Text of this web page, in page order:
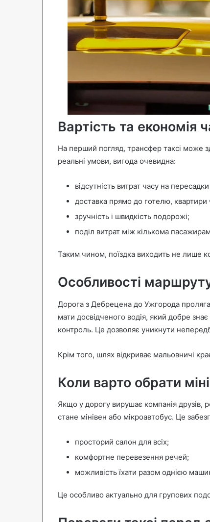
Вартість та економія
На перший погляд, трансфер таксі може
реальні умови, вигода очевидна:
відсутність витрат часу на
доставка прямо до готелю, квартири
зручність і швидкість подорожі;
поділ витрат між кількома
Таким чином, поїздка виходить не лише
Особливості
Дорога з Дебрецена до Ужгорода
мати досвідченого водія, який добре
контроль. Це дозволяє уникнути
Крім того, шлях відкриває мальовничі
Коли варто обрати
Якщо у дорогу вирушає компанія друзів,
стане мінівен або мікроавтобус. Це
просторий салон для всіх;
комфортне перевезення речей;
можливість їхати разом однією
Це особливо актуально для групових